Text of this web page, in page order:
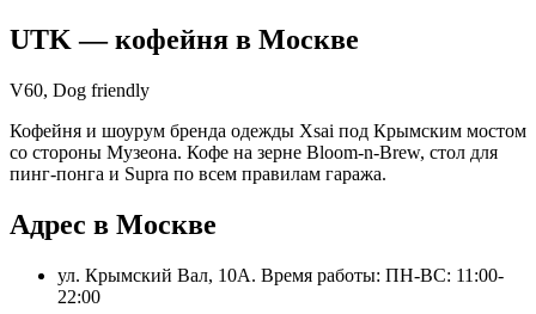
UTK — кофейня в Москве
V60, Dog friendly
Кофейня и шоурум бренда одежды Xsai под Крымским мостом
со стороны Музеона. Кофе на зерне Bloom-n-Brew, стол для
пинг-понга и Supra по всем правилам гаража.
Адрес в Москве
ул. Крымский Вал, 10А. Время работы: ПН-ВС: 11:00-
22:00